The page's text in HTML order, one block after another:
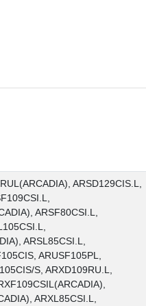
ARSD129CIS.L,
ARSF80CSI.L,
ARSL85CSI.L,
ARUSF105PL,
S, ARXD109RU.L,
ARXL85CSI.L,